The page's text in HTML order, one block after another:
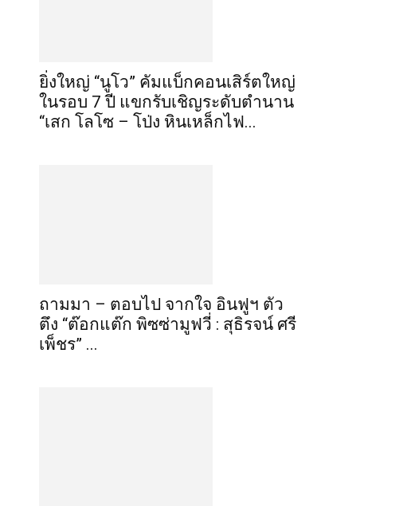
ยิ่งใหญ่ “นูโว” คัมแบ็กคอนเสิร์ตใหญ่
ในรอบ 7 ปี แขกรับเชิญระดับตำนาน
“เสก โลโซ – โป่ง หินเหล็กไฟ...
ถามมา – ตอบไป จากใจ อินฟูฯ ตัว
ตึง “ต๊อกแต๊ก พิซซ่ามูฟวี่ : สุธิรจน์ ศรี
เพ็ชร” ...